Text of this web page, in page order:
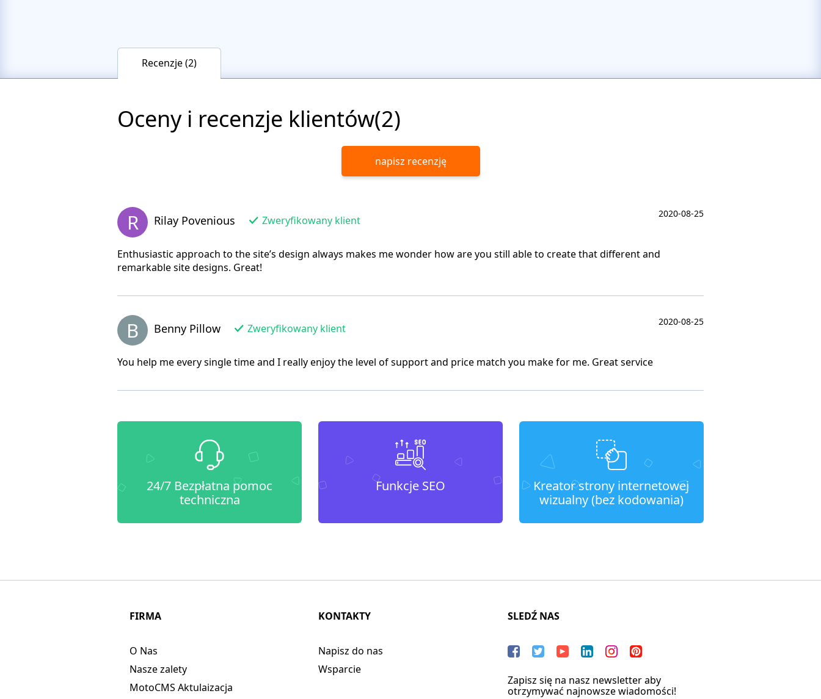
Recenzje (2)
Oceny i recenzje klientów(2)
napisz recenzję
R Rilay Povenious Zweryfikowany klient
2020-08-25
Enthusiastic approach to the site’s design always makes me wonder how are you still able to create that different and
remarkable site designs. Great!
B Benny Pillow Zweryfikowany klient
2020-08-25
You help me every single time and I really enjoy the level of support and price match you make for me. Great service
24/7 Bezpłatna pomoc
techniczna
Funkcje SEO
Kreator strony internetowej
wizualny (bez kodowania)
FIRMA
O Nas
Nasze zalety
MotoCMS Aktulaizacja
KONTAKTY
Napisz do nas
Wsparcie
SLEDŹ NAS
Zapisz się na nasz newsletter aby
otrzymywać najnowsze wiadomości!